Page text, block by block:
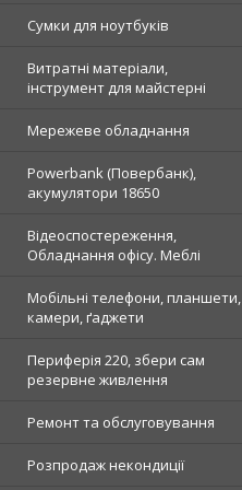
Сумки для ноутбуків
Витратні матеріали,
інструмент для майстерні
Мережеве обладнання
Powerbank (Повербанк),
акумулятори 18650
Відеоспостереження,
Обладнання офісу. Меблі
Мобільні телефони, планшети,
камери, ґаджети
Периферія 220, збери сам
резервне живлення
Ремонт та обслуговування
Розпродаж некондиції